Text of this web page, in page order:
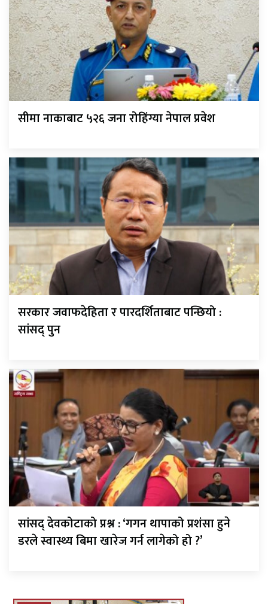
सीमा नाकाबाट ५२६ जना रोहिंग्या नेपाल प्रवेश
सरकार जवाफदेहिता र पारदर्शिताबाट पन्छियो :
सांसद् पुन
सांसद् देवकोटाको प्रश्न : ‘गगन थापाको प्रशंसा हुने
डरले स्वास्थ्य बिमा खारेज गर्न लागेको हो ?’